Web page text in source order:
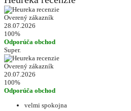
Overený zákazník
28.07.2026
100%
Odporúča obchod
Super.
Overený zákazník
20.07.2026
100%
Odporúča obchod
velmi spokojna